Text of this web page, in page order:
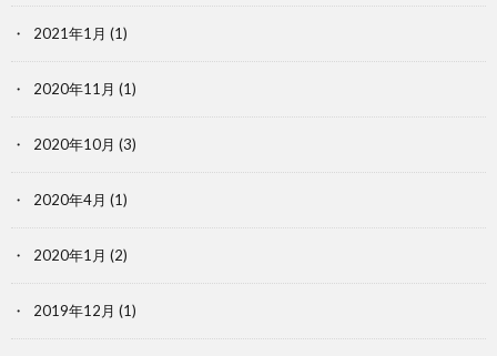
2021年1月 (1)
2020年11月 (1)
2020年10月 (3)
2020年4月 (1)
2020年1月 (2)
2019年12月 (1)